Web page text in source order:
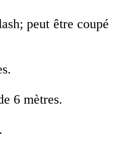
peut être coupé
6 mètres.